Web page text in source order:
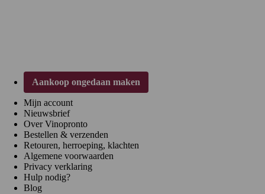
Aankoop ongedaan maken
Mijn account
Nieuwsbrief
Over Vinopronto
Bestellen & verzenden
Retouren, herroeping, klachten
Algemene voorwaarden
Privacy verklaring
Hulp nodig?
Blog